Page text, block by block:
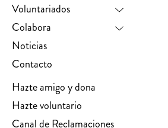
Voluntariados
Colabora
Noticias
Contacto
Hazte amigo y dona
Hazte voluntario
Canal de Reclamaciones